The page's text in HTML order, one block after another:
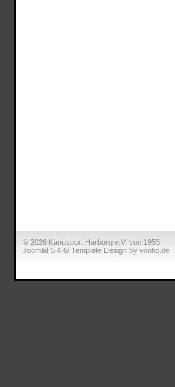
© 2026 Kanusport Harburg e.V. von 1953
Joomla! 5.4.6/ Template Design by vonfio.de